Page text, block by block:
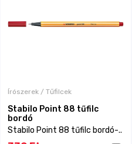
Írószerek / Tűfilcek
Stabilo Point 88 tűfilc
bordó
Stabilo Point 88 tűfilc bordó-..